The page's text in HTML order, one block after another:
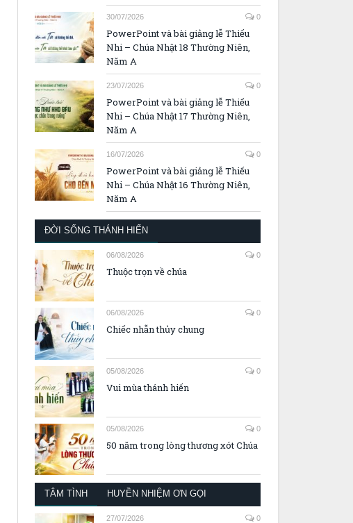
30/07/2026 0
PowerPoint và bài giảng lễ Thiếu
Nhi – Chúa Nhật 18 Thường Niên,
Năm A
23/07/2026 0
PowerPoint và bài giảng lễ Thiếu
Nhi – Chúa Nhật 17 Thường Niên,
Năm A
16/07/2026 0
PowerPoint và bài giảng lễ Thiếu
Nhi – Chúa Nhật 16 Thường Niên,
Năm A
ĐỜI SỐNG THÁNH HIẾN
06/08/2026 0
Thuộc trọn về chúa
06/08/2026 0
Chiếc nhẫn thủy chung
05/08/2026 0
Vui mùa thánh hiến
05/08/2026 0
50 năm trong lòng thương xót Chúa
TÂM TÌNH HUYỀN NHIỆM ƠN GỌI
27/07/2026 0